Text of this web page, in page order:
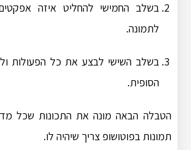
בשלב החמישי להחליט איזה
לתמונה.
בשלב השישי לבצע את כל הפעולות
הסופית.
הטבלה הבאה מונה את התכונות שכל
תמונות בפוטושופ צריך שיהיה לו.